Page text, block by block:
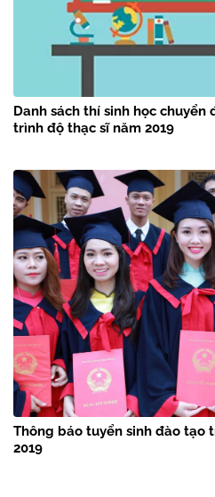
Danh sách thí sinh học
trình độ thạc sĩ năm 2019
Thông báo tuyển sinh đào tạo
2019